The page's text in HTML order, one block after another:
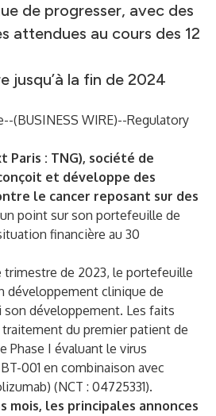
de progresser, avec des
attendues au cours des 12
jusqu’à la fin de 2024
(BUSINESS WIRE)--Regulatory
Paris : TNG), société de
et développe des
le cancer reposant sur des
point sur son portefeuille de
financière au 30
trimestre de 2023, le portefeuille
développement clinique de
son développement. Les faits
du premier patient de
Phase I évaluant le virus
001 en combinaison avec
(NCT : 04725331).
mois, les principales annonces